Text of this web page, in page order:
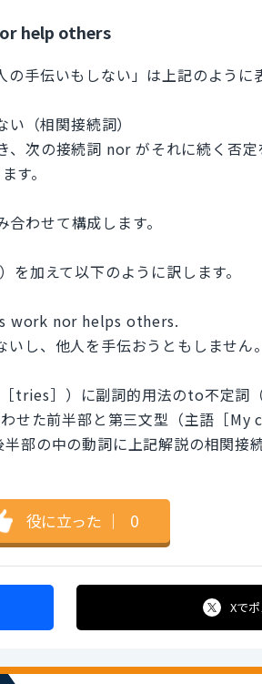
help others
手伝いもしない」は上記のように
（相関接続詞）
次の接続詞 nor がそれに続く否定
す。
わせて構成します。
加えて以下のように訳します。
work nor helps others.
し、他人を手伝おうともしません。
tries］）に副詞的用法のto不定詞
せた前半部と第三文型（主語［My
部の中の動詞に上記解説の相関接
役に立った ｜ 0
Xで